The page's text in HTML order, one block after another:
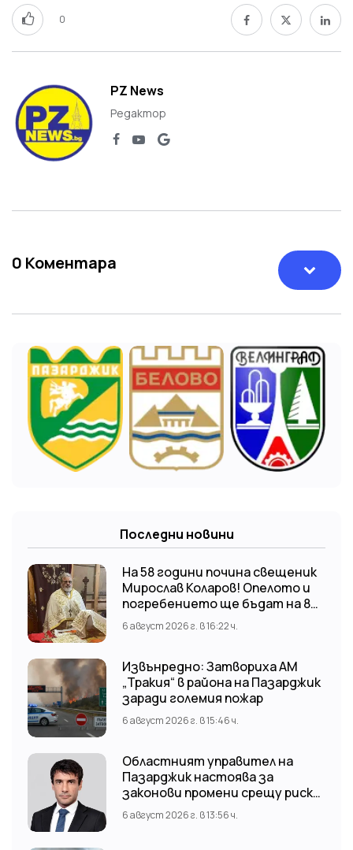
0
PZ News
Редактор
0 Коментара
Последни новини
На 58 години почина свещеник
Мирослав Коларов! Опелото и
погребението ще бъдат на 8
август (събота) от 11:00 часа в
храм “Св. Св. Козма и Дамян”, гр.
6 август 2026 г. в 16:22 ч.
Извънредно: Затвориха АМ
„Тракия“ в района на Пазарджик
заради големия пожар
6 август 2026 г. в 15:46 ч.
Областният управител на
Пазарджик настоява за
законови промени срещу риска
от наводнения
6 август 2026 г. в 13:56 ч.